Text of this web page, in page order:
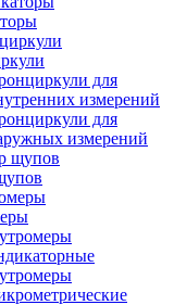
для
измерений
для
измерений